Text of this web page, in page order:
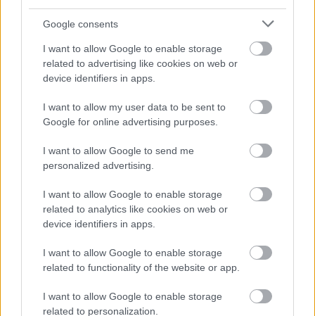
Google consents
I want to allow Google to enable storage
related to advertising like cookies on web or
device identifiers in apps.
I want to allow my user data to be sent to
Google for online advertising purposes.
I want to allow Google to send me
personalized advertising.
I want to allow Google to enable storage
related to analytics like cookies on web or
device identifiers in apps.
I want to allow Google to enable storage
related to functionality of the website or app.
I want to allow Google to enable storage
related to personalization.
A Russo testvérek tisztázták, tényleg létezik-e 6 órás
rendezői verzió a Bosszúállók: Végjátékból
Hosszú ideje kering már a 6 órás Bosszúállók: Végjáték
legendája.